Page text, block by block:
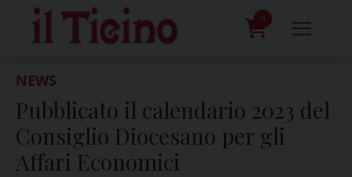
content
0
NEWS
Pubblicato il calendario 2023 del
Consiglio Diocesano per gli
Affari Economici